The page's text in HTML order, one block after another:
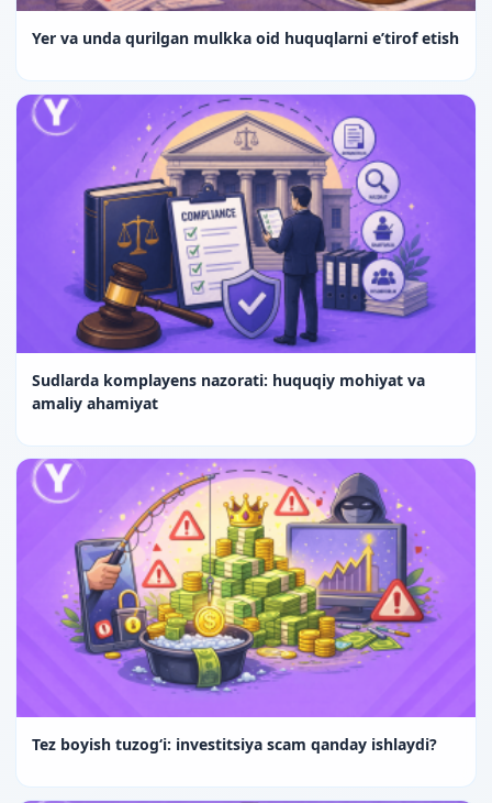
Yer va unda qurilgan mulkka oid huquqlarni e’tirof etish
Sudlarda komplayens nazorati: huquqiy mohiyat va
amaliy ahamiyat
Tez boyish tuzog‘i: investitsiya scam qanday ishlaydi?